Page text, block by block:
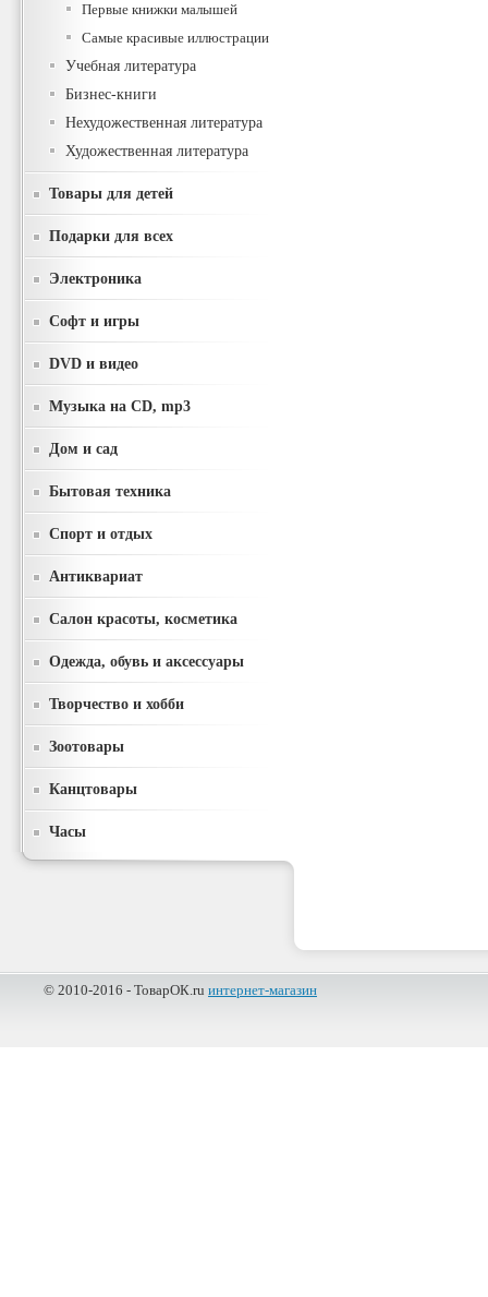
Первые книжки малышей
Самые красивые иллюстрации
Учебная литература
Бизнес-книги
Нехудожественная литература
Художественная литература
Товары для детей
Подарки для всех
Электроника
Софт и игры
DVD и видео
Музыка на CD, mp3
Дом и сад
Бытовая техника
Спорт и отдых
Антиквариат
Салон красоты, косметика
Одежда, обувь и аксессуары
Творчество и хобби
Зоотовары
Канцтовары
Часы
© 2010-2016 - ТоварОК.ru интернет-магазин